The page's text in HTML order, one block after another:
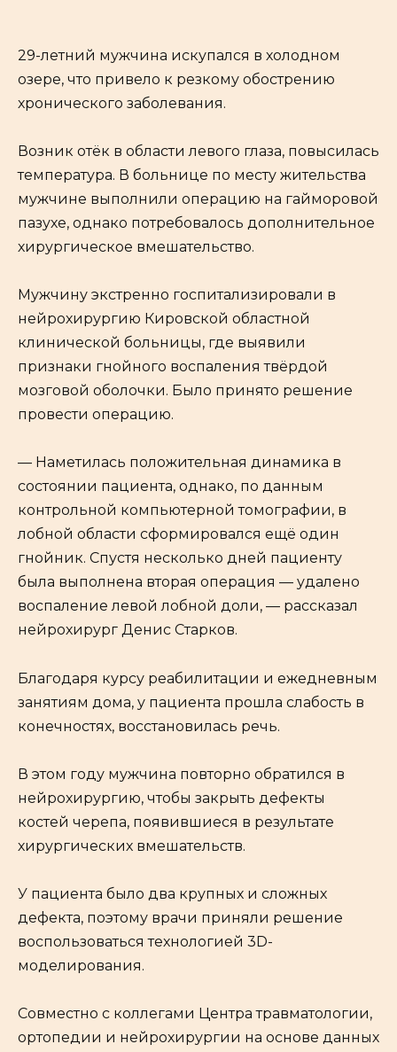
29-летний мужчина искупался в холодном
озере, что привело к резкому обострению
хронического заболевания.
Возник отёк в области левого глаза, повысилась
температура. В больнице по месту жительства
мужчине выполнили операцию на гайморовой
пазухе, однако потребовалось дополнительное
хирургическое вмешательство.
Мужчину экстренно госпитализировали в
нейрохирургию Кировской областной
клинической больницы, где выявили
признаки гнойного воспаления твёрдой
мозговой оболочки. Было принято решение
провести операцию.
— Наметилась положительная динамика в
состоянии пациента, однако, по данным
контрольной компьютерной томографии, в
лобной области сформировался ещё один
гнойник. Спустя несколько дней пациенту
была выполнена вторая операция — удалено
воспаление левой лобной доли, — рассказал
нейрохирург Денис Старков.
Благодаря курсу реабилитации и ежедневным
занятиям дома, у пациента прошла слабость в
конечностях, восстановилась речь.
В этом году мужчина повторно обратился в
нейрохирургию, чтобы закрыть дефекты
костей черепа, появившиеся в результате
хирургических вмешательств.
У пациента было два крупных и сложных
дефекта, поэтому врачи приняли решение
воспользоваться технологией 3D-
моделирования.
Совместно с коллегами Центра травматологии,
ортопедии и нейрохирургии на основе данных